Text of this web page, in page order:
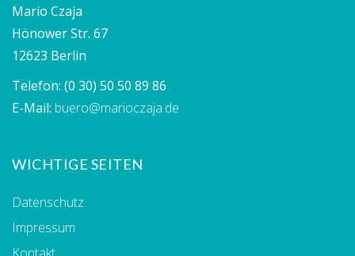
Mario Czaja
Hönower Str. 67
12623 Berlin
Telefon: (0 30) 50 50 89 86
E-Mail: buero@marioczaja.de
WICHTIGE SEITEN
Datenschutz
Impressum